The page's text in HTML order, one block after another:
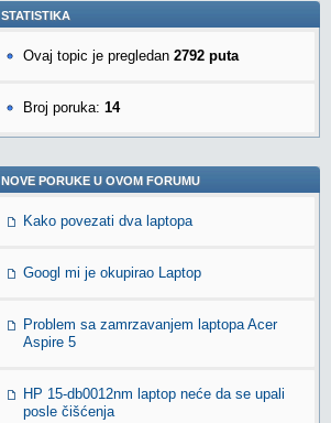
STATISTIKA
Ovaj topic je pregledan 2792 puta
Broj poruka: 14
NOVE PORUKE U OVOM FORUMU
Kako povezati dva laptopa
Googl mi je okupirao Laptop
Problem sa zamrzavanjem laptopa Acer
Aspire 5
HP 15-db0012nm laptop neće da se upali
posle čišćenja